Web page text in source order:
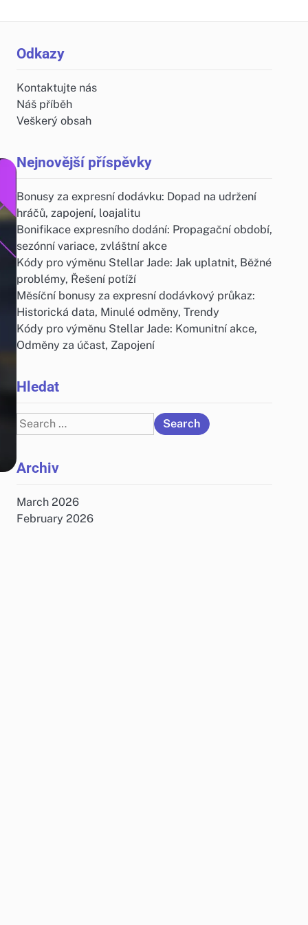
Odkazy
Kontaktujte nás
Náš příběh
Veškerý obsah
Nejnovější příspěvky
Bonusy za expresní dodávku: Dopad na udržení
hráčů, zapojení, loajalitu
Bonifikace expresního dodání: Propagační období,
sezónní variace, zvláštní akce
Kódy pro výměnu Stellar Jade: Jak uplatnit, Běžné
problémy, Řešení potíží
Měsíční bonusy za expresní dodávkový průkaz:
Historická data, Minulé odměny, Trendy
Kódy pro výměnu Stellar Jade: Komunitní akce,
Odměny za účast, Zapojení
Hledat
Search
for:
Archiv
March 2026
February 2026